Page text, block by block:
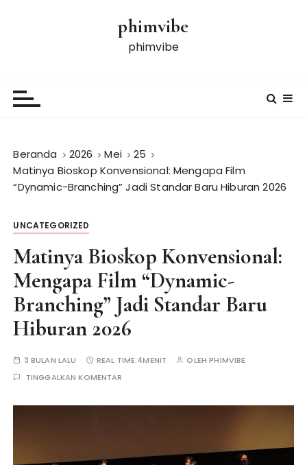
phimvibe
phimvibe
Beranda 2026 Mei
25
Matinya Bioskop Konvensional: Mengapa Film
“Dynamic-Branching” Jadi Standar Baru Hiburan 2026
UNCATEGORIZED
Matinya Bioskop Konvensional:
Mengapa Film “Dynamic-
Branching” Jadi Standar Baru
Hiburan 2026
3 BULAN LALU REAL TIME:4MENIT OLEHPHIMVIBE
TINGGALKAN KOMENTAR